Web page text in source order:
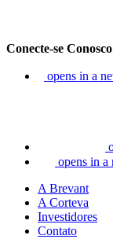
Conecte-se Conosco
opens in a
opens in a
A Brevant
A Corteva
Investidores
Contato